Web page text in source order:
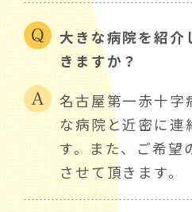
大きな病院を紹介
きますか？
名古屋第一赤十字
な病院と近密に連
す。また、ご希望
させて頂きます。